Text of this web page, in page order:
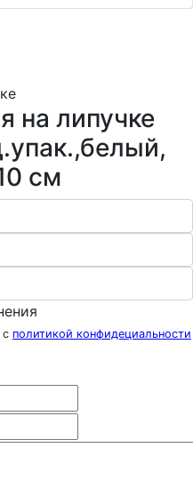
на липучке
см
с политикой конфидециальности